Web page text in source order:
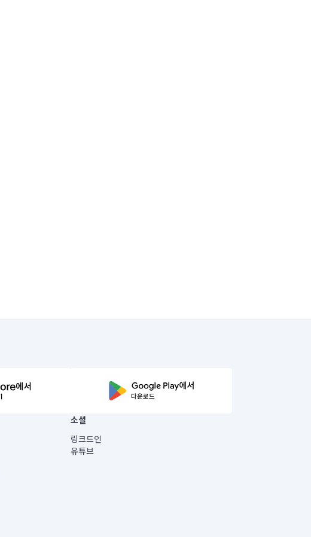
소셜
링크드인
유튜브